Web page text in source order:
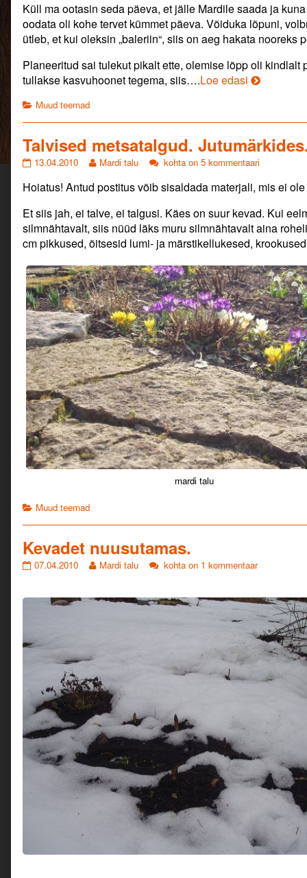
tantsu
ja
massaažita.
Läbi
kohal.
published
posts
by
the
author
Kümme
päeva
massaažita.
raskuste
kohal.,
Küll ma ootasin seda päeva, et jälle Mardile saada ja
oodata oli kohe tervet kümmet päeva. Võiduka lõpuni,
ütleb, et kui oleksin „baleriin“, siis on aeg hakata nooreks
Planeeritud sai tulekut pikalt ette, olemise lõpp oli
tullakse kasvuhoonet tegema, siis….Loe edasi Kümme
ja
Läbi
raskuste
kohal.
Categories
Muud teemad
Talvised metsatalgud.
Talvised
Jutumärkides.
on
13.04.2010
Read
posts
the
author
of
Talvised
Jutumärkides.,
Mardi talu
Talvised
Jutumärkides.
kohta on 5 kommentaari
Hoiatus! Antud postitus võib sisaldada materjali, mis ei
Et siis jah, ei talve, ei talgusi. Käes on suur kevad. Kui
silmnähtavalt, siis nüüd läks muru silmnähtavalt aina
cm pikkused, õitsesid lumi- ja märstikellukesed,
mardi talu
Categories
Muud teemad
Kevadet nuusutamas.
Kevadet
on
07.04.2010
Read
by
Mardi talu
Kevadet
kohta on 1 kommentaar